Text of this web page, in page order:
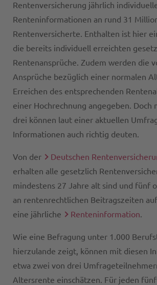
Rentenversicherung jährlich
Renteninformationen an rund 31
Rentenversicherte. Enthalten ist hier
die bereits individuell erreichten
Rentenansprüche. Zudem werden die
Ansprüche bezüglich einer normalen
Erreichen des entsprechenden
einer Hochrechnung angegeben. Doch
drei können laut einer aktuellen
Informationen auch richtig deuten.
Von der Deutschen
erhalten alle gesetzlich
mindestens 27 Jahre alt sind und fünf
an rentenrechtlichen Beitragszeiten
eine jährliche
Renteninformation.
Wie eine Befragung unter 1.000
hierzulande zeigt, können mit diesen
etwa zwei von drei
Altersrente einschätzen. Für jeden